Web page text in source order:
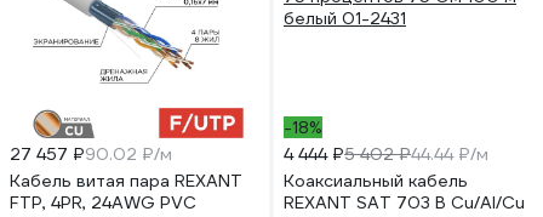
27 457 ₽90.02 ₽/м
Кабель витая пара REXANT
FTP, 4PR, 24AWG PVC
-18%
4 444 ₽5 402 ₽44.44 ₽/м
Коаксиальный кабель
REXANT SAT 703 B Cu/Al/Cu